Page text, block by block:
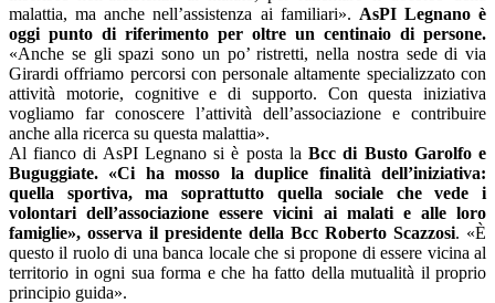
malattia, ma anche nell’assistenza ai familiari». AsPI Legnano è
oggi punto di riferimento per oltre un centinaio di persone.
«Anche se gli spazi sono un po’ ristretti, nella nostra sede di via
Girardi offriamo percorsi con personale altamente specializzato con
attività motorie, cognitive e di supporto. Con questa iniziativa
vogliamo far conoscere l’attività dell’associazione e contribuire
anche alla ricerca su questa malattia».
Al fianco di AsPI Legnano si è posta laBcc di Busto Garolfo e
Buguggiate. «Ci ha mosso la duplice finalità dell’iniziativa:
quella sportiva, ma soprattutto quella sociale che vede i
volontari dell’associazione essere vicini ai malati e alle loro
famiglie», osserva il presidente della Bcc Roberto Scazzosi. «È
questo il ruolo di una banca locale che si propone di essere vicina al
territorio in ogni sua forma e che ha fatto della mutualità il proprio
principio guida».